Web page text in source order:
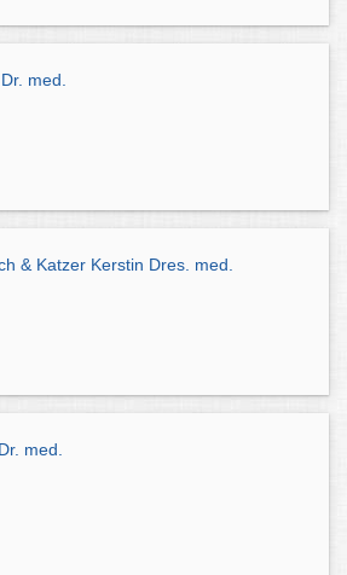
med.
& Katzer Kerstin Dres. med.
med.